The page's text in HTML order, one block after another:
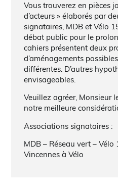
Vous trouverez en pièces
d’acteurs » élaborés par
signataires, MDB et Vélo
débat public pour le
cahiers présentent deux
d’aménagements
différentes. D’autres
envisageables.
Veuillez agréer, Monsieur
notre meilleure
Associations signataires :
MDB – Réseau vert –
Vincennes à Vélo